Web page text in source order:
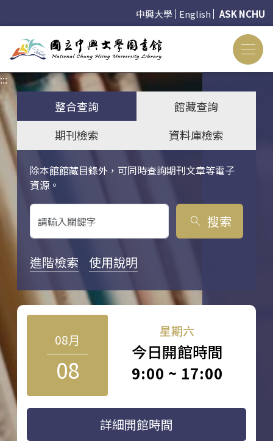
中興大學 English ASK NCHU
:::
整合查詢
館藏查詢
期刊檢索
資料庫檢索
除本館館藏目錄外，可同時查詢期刊文章等電子
資源。
關鍵字搜尋
search 搜索
進階檢索 使用說明
08月
08
星期六
今日開館時間
9:00 ~ 17:00
詳細開館時間